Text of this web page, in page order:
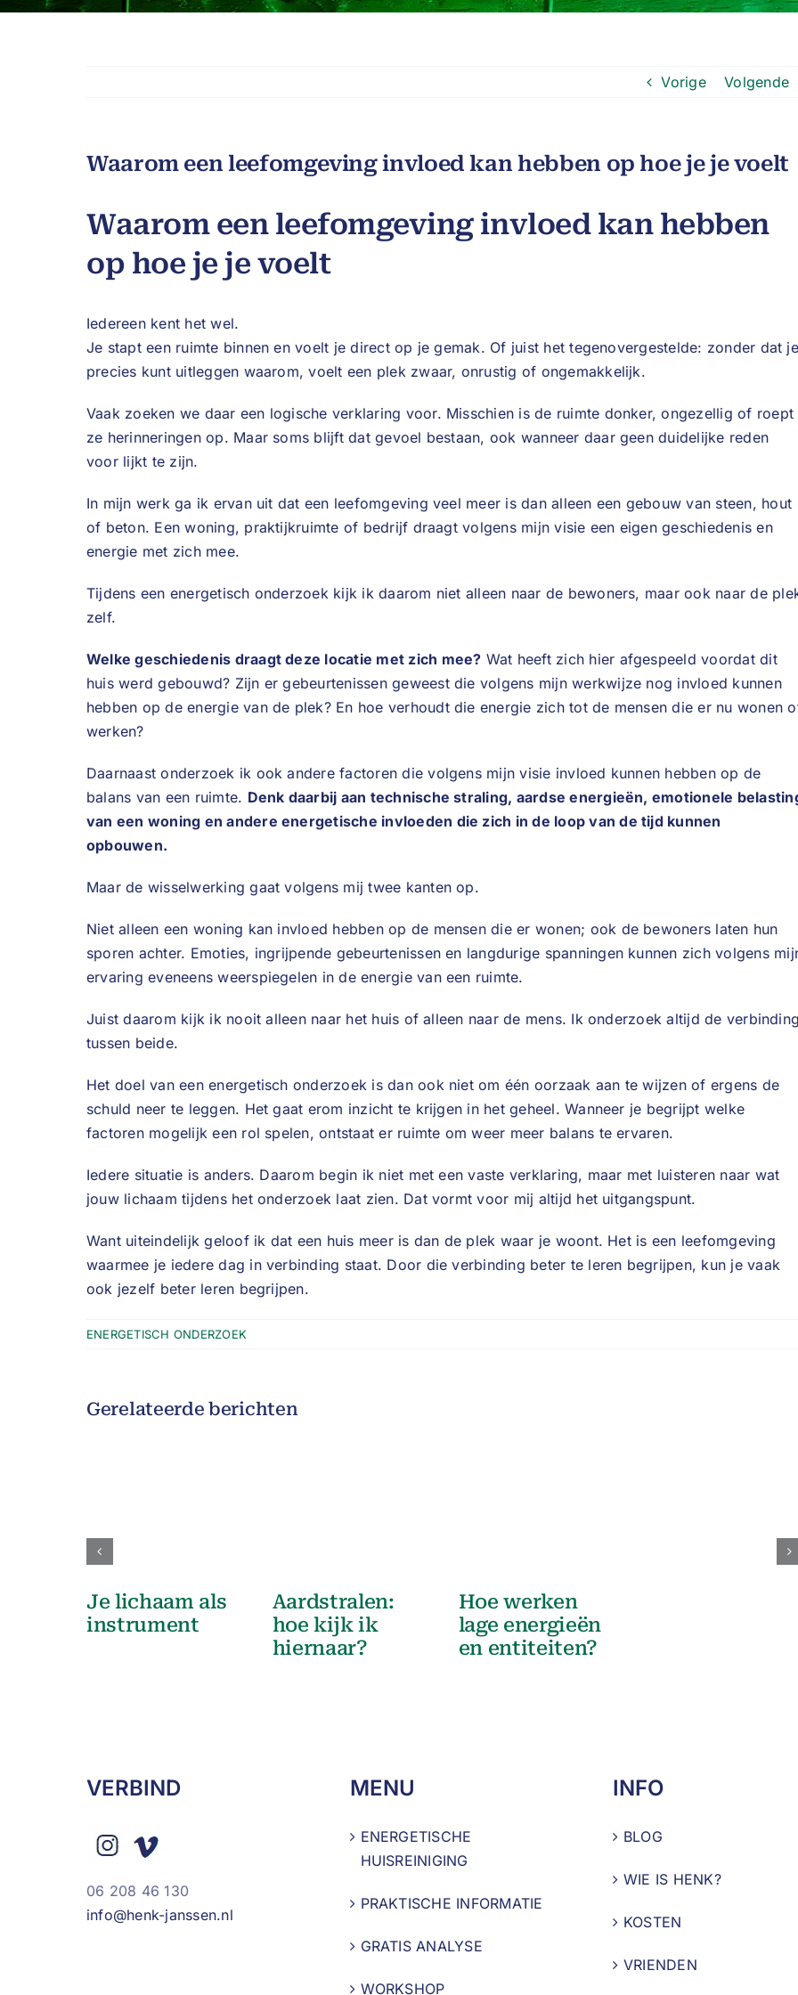
Vorige Volgende
Waarom een leefomgeving invloed kan hebben op hoe je je voelt
Waarom een leefomgeving invloed kan hebben
op hoe je je voelt
Iedereen kent het wel.
Je stapt een ruimte binnen en voelt je direct op je gemak. Of juist het tegenovergestelde: zonder dat je
precies kunt uitleggen waarom, voelt een plek zwaar, onrustig of ongemakkelijk.
Vaak zoeken we daar een logische verklaring voor. Misschien is de ruimte donker, ongezellig of roept
ze herinneringen op. Maar soms blijft dat gevoel bestaan, ook wanneer daar geen duidelijke reden
voor lijkt te zijn.
In mijn werk ga ik ervan uit dat een leefomgeving veel meer is dan alleen een gebouw van steen, hout
of beton. Een woning, praktijkruimte of bedrijf draagt volgens mijn visie een eigen geschiedenis en
energie met zich mee.
Tijdens een energetisch onderzoek kijk ik daarom niet alleen naar de bewoners, maar ook naar de
zelf.
Welke geschiedenis draagt deze locatie met zich mee? Wat heeft zich hier afgespeeld voordat dit
huis werd gebouwd? Zijn er gebeurtenissen geweest die volgens mijn werkwijze nog invloed kunnen
hebben op de energie van de plek? En hoe verhoudt die energie zich tot de mensen die er nu wonen
werken?
Daarnaast onderzoek ik ook andere factoren die volgens mijn visie invloed kunnen hebben op de
balans van een ruimte. Denk daarbij aan technische straling, aardse energieën, emotionele
van een woning en andere energetische invloeden die zich in de loop van de tijd kunnen
opbouwen.
Maar de wisselwerking gaat volgens mij twee kanten op.
Niet alleen een woning kan invloed hebben op de mensen die er wonen; ook de bewoners laten hun
sporen achter. Emoties, ingrijpende gebeurtenissen en langdurige spanningen kunnen zich volgens
ervaring eveneens weerspiegelen in de energie van een ruimte.
Juist daarom kijk ik nooit alleen naar het huis of alleen naar de mens. Ik onderzoek altijd de
tussen beide.
Het doel van een energetisch onderzoek is dan ook niet om één oorzaak aan te wijzen of ergens de
schuld neer te leggen. Het gaat erom inzicht te krijgen in het geheel. Wanneer je begrijpt welke
factoren mogelijk een rol spelen, ontstaat er ruimte om weer meer balans te ervaren.
Iedere situatie is anders. Daarom begin ik niet met een vaste verklaring, maar met luisteren naar wat
jouw lichaam tijdens het onderzoek laat zien. Dat vormt voor mij altijd het uitgangspunt.
Want uiteindelijk geloof ik dat een huis meer is dan de plek waar je woont. Het is een leefomgeving
waarmee je iedere dag in verbinding staat. Door die verbinding beter te leren begrijpen, kun je vaak
ook jezelf beter leren begrijpen.
ENERGETISCH ONDERZOEK
Gerelateerde berichten
Je lichaam als
instrument
Aardstralen:
hoe kijk ik
hiernaar?
Hoe werken
lage energieën
en entiteiten?
VERBIND
06 208 46 130
info@henk-janssen.nl
MENU
ENERGETISCHE
HUISREINIGING
PRAKTISCHE INFORMATIE
GRATIS ANALYSE
WORKSHOP
INFO
BLOG
WIE IS HENK?
KOSTEN
VRIENDEN